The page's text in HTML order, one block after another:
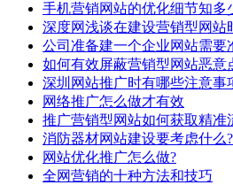
手机营销网站的优化细节知多
深度网浅谈在建设营销型网站
公司准备建一个企业网站需要
如何有效屏蔽营销型网站恶意
深圳网站推广时有哪些注意事
网络推广怎么做才有效
推广营销型网站如何获取精准
消防器材网站建设要考虑什么
网站优化推广怎么做?
全网营销的十种方法和技巧